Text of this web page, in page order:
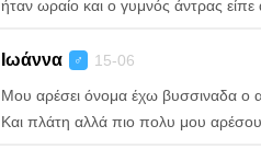
ήταν ωραίο και ο γυμνός άντρας
Ιωάννα ♂ 15-06
Μου αρέσει όνομα έχω βυσσιναδα ο
Και πλάτη αλλά πιο πολυ μου